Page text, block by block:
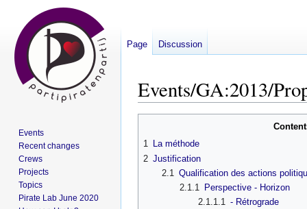
Events/GA:2013/
1
La méthode
2 Justification
2.1 Qualification des actions
2.1.1 Perspective - Horizon
2.1.1.1 - Rétrograde
Page Discussion
Events
Recent changes
Crews
Projects
Topics
Pirate Lab June 2020